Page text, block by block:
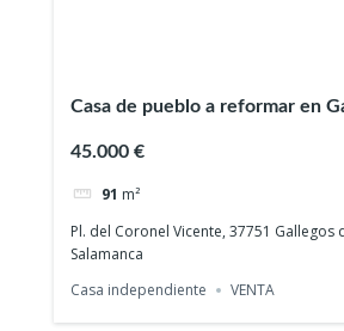
Casa de pueblo a reformar en
45.000 €
91 m²
Pl. del Coronel Vicente, 37751 Gallegos
Salamanca
Casa independiente
VENTA